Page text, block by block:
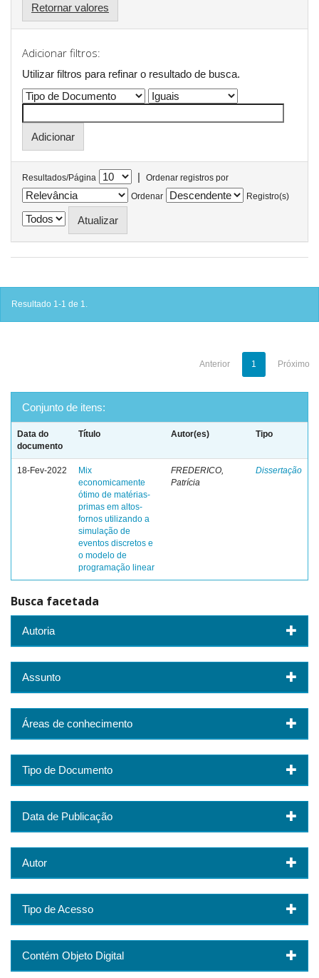
Retornar valores
Adicionar filtros:
Utilizar filtros para refinar o resultado de busca.
Resultados/Página |
Ordenar registros por
Ordenar
Registro(s)
Resultado 1-1 de 1.
Anterior 1 Próximo
Conjunto de itens:
Data do
documento
Título Autor(es) Tipo
18-Fev-2022
Mix
economicamente
ótimo de matérias-
primas em altos-
fornos utilizando a
simulação de
eventos discretos e
o modelo de
programação linear
FREDERICO,
Patrícia
Dissertação
Busca facetada
Autoria
Assunto
Áreas de conhecimento
Tipo de Documento
Data de Publicação
Autor
Tipo de Acesso
Contém Objeto Digital